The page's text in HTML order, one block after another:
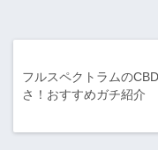
フルスペクトラムの
さ！おすすめガチ紹介